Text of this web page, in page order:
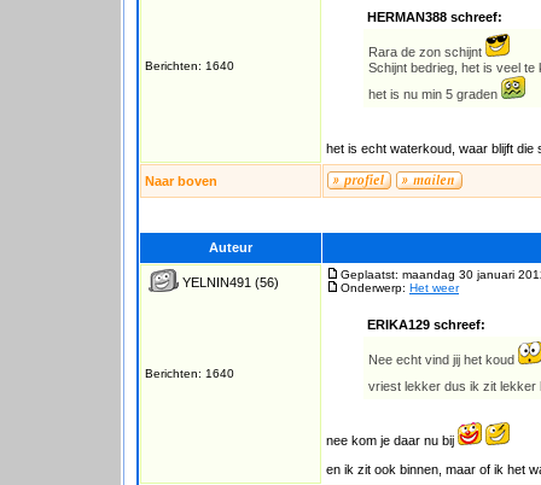
Berichten: 1640
HERMAN388 schreef:
Rara de zon schijnt
Schijnt bedrieg, het is veel te
het is nu min 5 graden
het is echt waterkoud, waar blijft die
Naar boven
Auteur
YELNIN491 (56)
Berichten: 1640
Geplaatst: maandag 30 januari
Onderwerp: Het weer
ERIKA129 schreef:
Nee echt vind jij het koud
vriest lekker dus ik zit lekker
nee kom je daar nu bij
en ik zit ook binnen, maar of ik het